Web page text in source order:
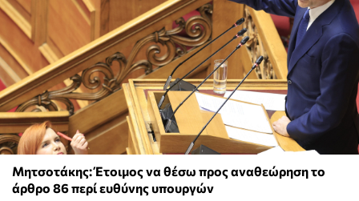
Μητσοτάκης: Έτοιμος να θέσω προς αναθεώρηση το
άρθρο 86 περί ευθύνης υπουργών